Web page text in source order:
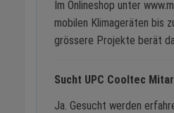
Im Onlineshop unter
mobilen Klimageräten bis
grössere Projekte berät
Sucht UPC Cooltec
Ja. Gesucht werden